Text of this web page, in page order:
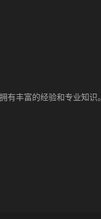
丰富的经验和专业知识。